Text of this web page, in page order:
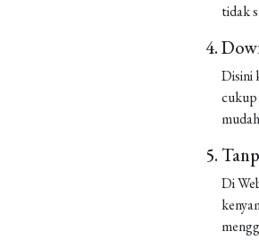
tidak
Disini
cukup
Di